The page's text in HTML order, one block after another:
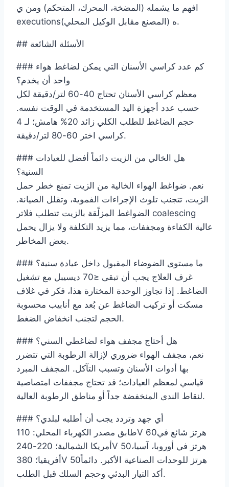
افهم ما يشمله (المضخة، المحرك، المتحكم) ومن ي
executionsه (المصنع مقابل الوكيل المحلي).
## الأسئلة الشائعة
### كم عدد كراسي الأسنان التي يمكن لضاغط هواء
واحد أن يخدم؟
معظم كراسي الأسنان تحتاج 40-60 لتر/دقيقة لكل
حسب عدد أجهزة اليد المستخدمة في الوقت نفسه.
حجم الضاغط للطلب الكلي زائد 20% هامش؛ لـ 4
كراسي اختر 60-80 لتر/دقيقة.
### هل الخالي من الزيت دائماً أفضل للعيادات
السنية؟
نعم. ضواغط الهواء الخالية من الزيت تمنع خطر حمل
الزيت، تتجنب تلوث الإجراءات الفموية، وتقلل الصيانة.
الضواغط المزلّقة بالزيت تتطلب فلاتر coalescing
عالية الكفاءة ومجففات، مما يزيد التكلفة ولا يزال يحمل
بعض المخاطر.
### ما مستوى الضوضاء المقبول داخل عيادة سنية؟
غرف العلاج يجب أن تبقى ≤70 ديسيبل مع تشغيل
الضاغط. إذا تجاوز الوحدة المختارة هذا، فكر في غلاف
مسكت أو تركيب الضاغط عن بُعد مع أنابيب محسوبة
الحجم لتجنب انخفاض الضغط.
### هل أحتاج مجفف هواء لضاغطي السني؟
نعم، مجفف الهواء ضروري لإزالة الرطوبة التي تتضرر
بها أدوات الأسنان وتسبب التآكل. المجفف المبرد
قياسي لمعظم العيادات؛ قد تحتاج مجففات امتصاصية
لنقاط الندى المنخفضة جداً أو مناطق الرطوبة العالية.
### أي جهد وتردد يجب أن أطلبه لبلدي؟
طابق مصدر الكهرباء المحلي: 110V 60هرتز شائع في
أمريكا الشمالية؛ 220-240V 50هرتز في أوروبا، آسيا،
أفريقيا؛ 380V 50هرتز للوحدات الصناعية الأكبر. دائماً
أكد التيار البدئي وحجم السلك قبل الطلب.